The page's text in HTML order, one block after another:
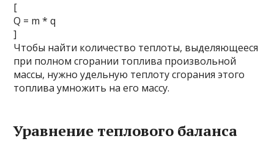
[
Q = m * q
]
Чтобы найти количество теплоты, выделяющееся
при полном сгорании топлива произвольной
массы, нужно удельную теплоту сгорания этого
топлива умножить на его массу.
Уравнение теплового баланса